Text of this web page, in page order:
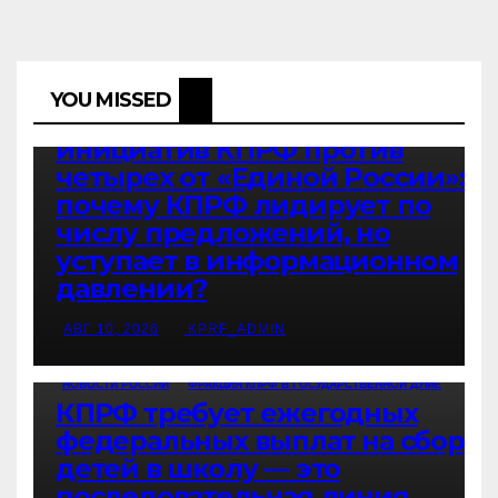
YOU MISSED
ФРАКЦИЯ КПРФ В ГОСУДАРСТВЕННОЙ ДУМЕ
«Коммерсантъ». Шесть
инициатив КПРФ против
четырех от «Единой России»:
почему КПРФ лидирует по
числу предложений, но
уступает в информационном
давлении?
АВГ 10, 2026 KPRF_ADMIN
НОВОСТИ РОССИИ ФРАКЦИЯ КПРФ В ГОСУДАРСТВЕННОЙ ДУМЕ
КПРФ требует ежегодных
федеральных выплат на сборы
детей в школу — это